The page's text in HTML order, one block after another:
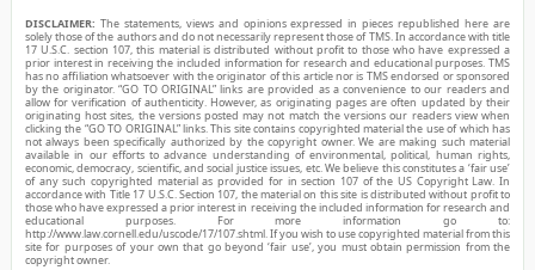
DISCLAIMER: The statements, views and opinions expressed in pieces republished here are
solely those of the authors and do not necessarily represent those of TMS. In accordance with title
17 U.S.C. section 107, this material is distributed without profit to those who have expressed a
prior interest in receiving the included information for research and educational purposes. TMS
has no affiliation whatsoever with the originator of this article nor is TMS endorsed or sponsored
by the originator. “GO TO ORIGINAL” links are provided as a convenience to our readers and
allow for verification of authenticity. However, as originating pages are often updated by their
originating host sites, the versions posted may not match the versions our readers view when
clicking the “GO TO ORIGINAL” links. This site contains copyrighted material the use of which has
not always been specifically authorized by the copyright owner. We are making such material
available in our efforts to advance understanding of environmental, political, human rights,
economic, democracy, scientific, and social justice issues, etc. We believe this constitutes a ‘fair use’
of any such copyrighted material as provided for in section 107 of the US Copyright Law. In
accordance with Title 17 U.S.C. Section 107, the material on this site is distributed without profit to
those who have expressed a prior interest in receiving the included information for research and
educational purposes. For more information go to:
http://www.law.cornell.edu/uscode/17/107.shtml. If you wish to use copyrighted material from this
site for purposes of your own that go beyond ‘fair use’, you must obtain permission from the
copyright owner.